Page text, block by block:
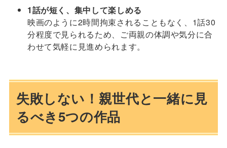
1話が短く、集中して楽しめる
映画のように2時間拘束されることもなく、1話30
分程度で見られるため、ご両親の体調や気分に合
わせて気軽に見進められます。
失敗しない！親世代と一緒に見
るべき5つの作品